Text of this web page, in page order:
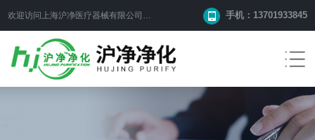
欢迎访问上海沪净医疗器械有限公司网站！ 手机：13701933845